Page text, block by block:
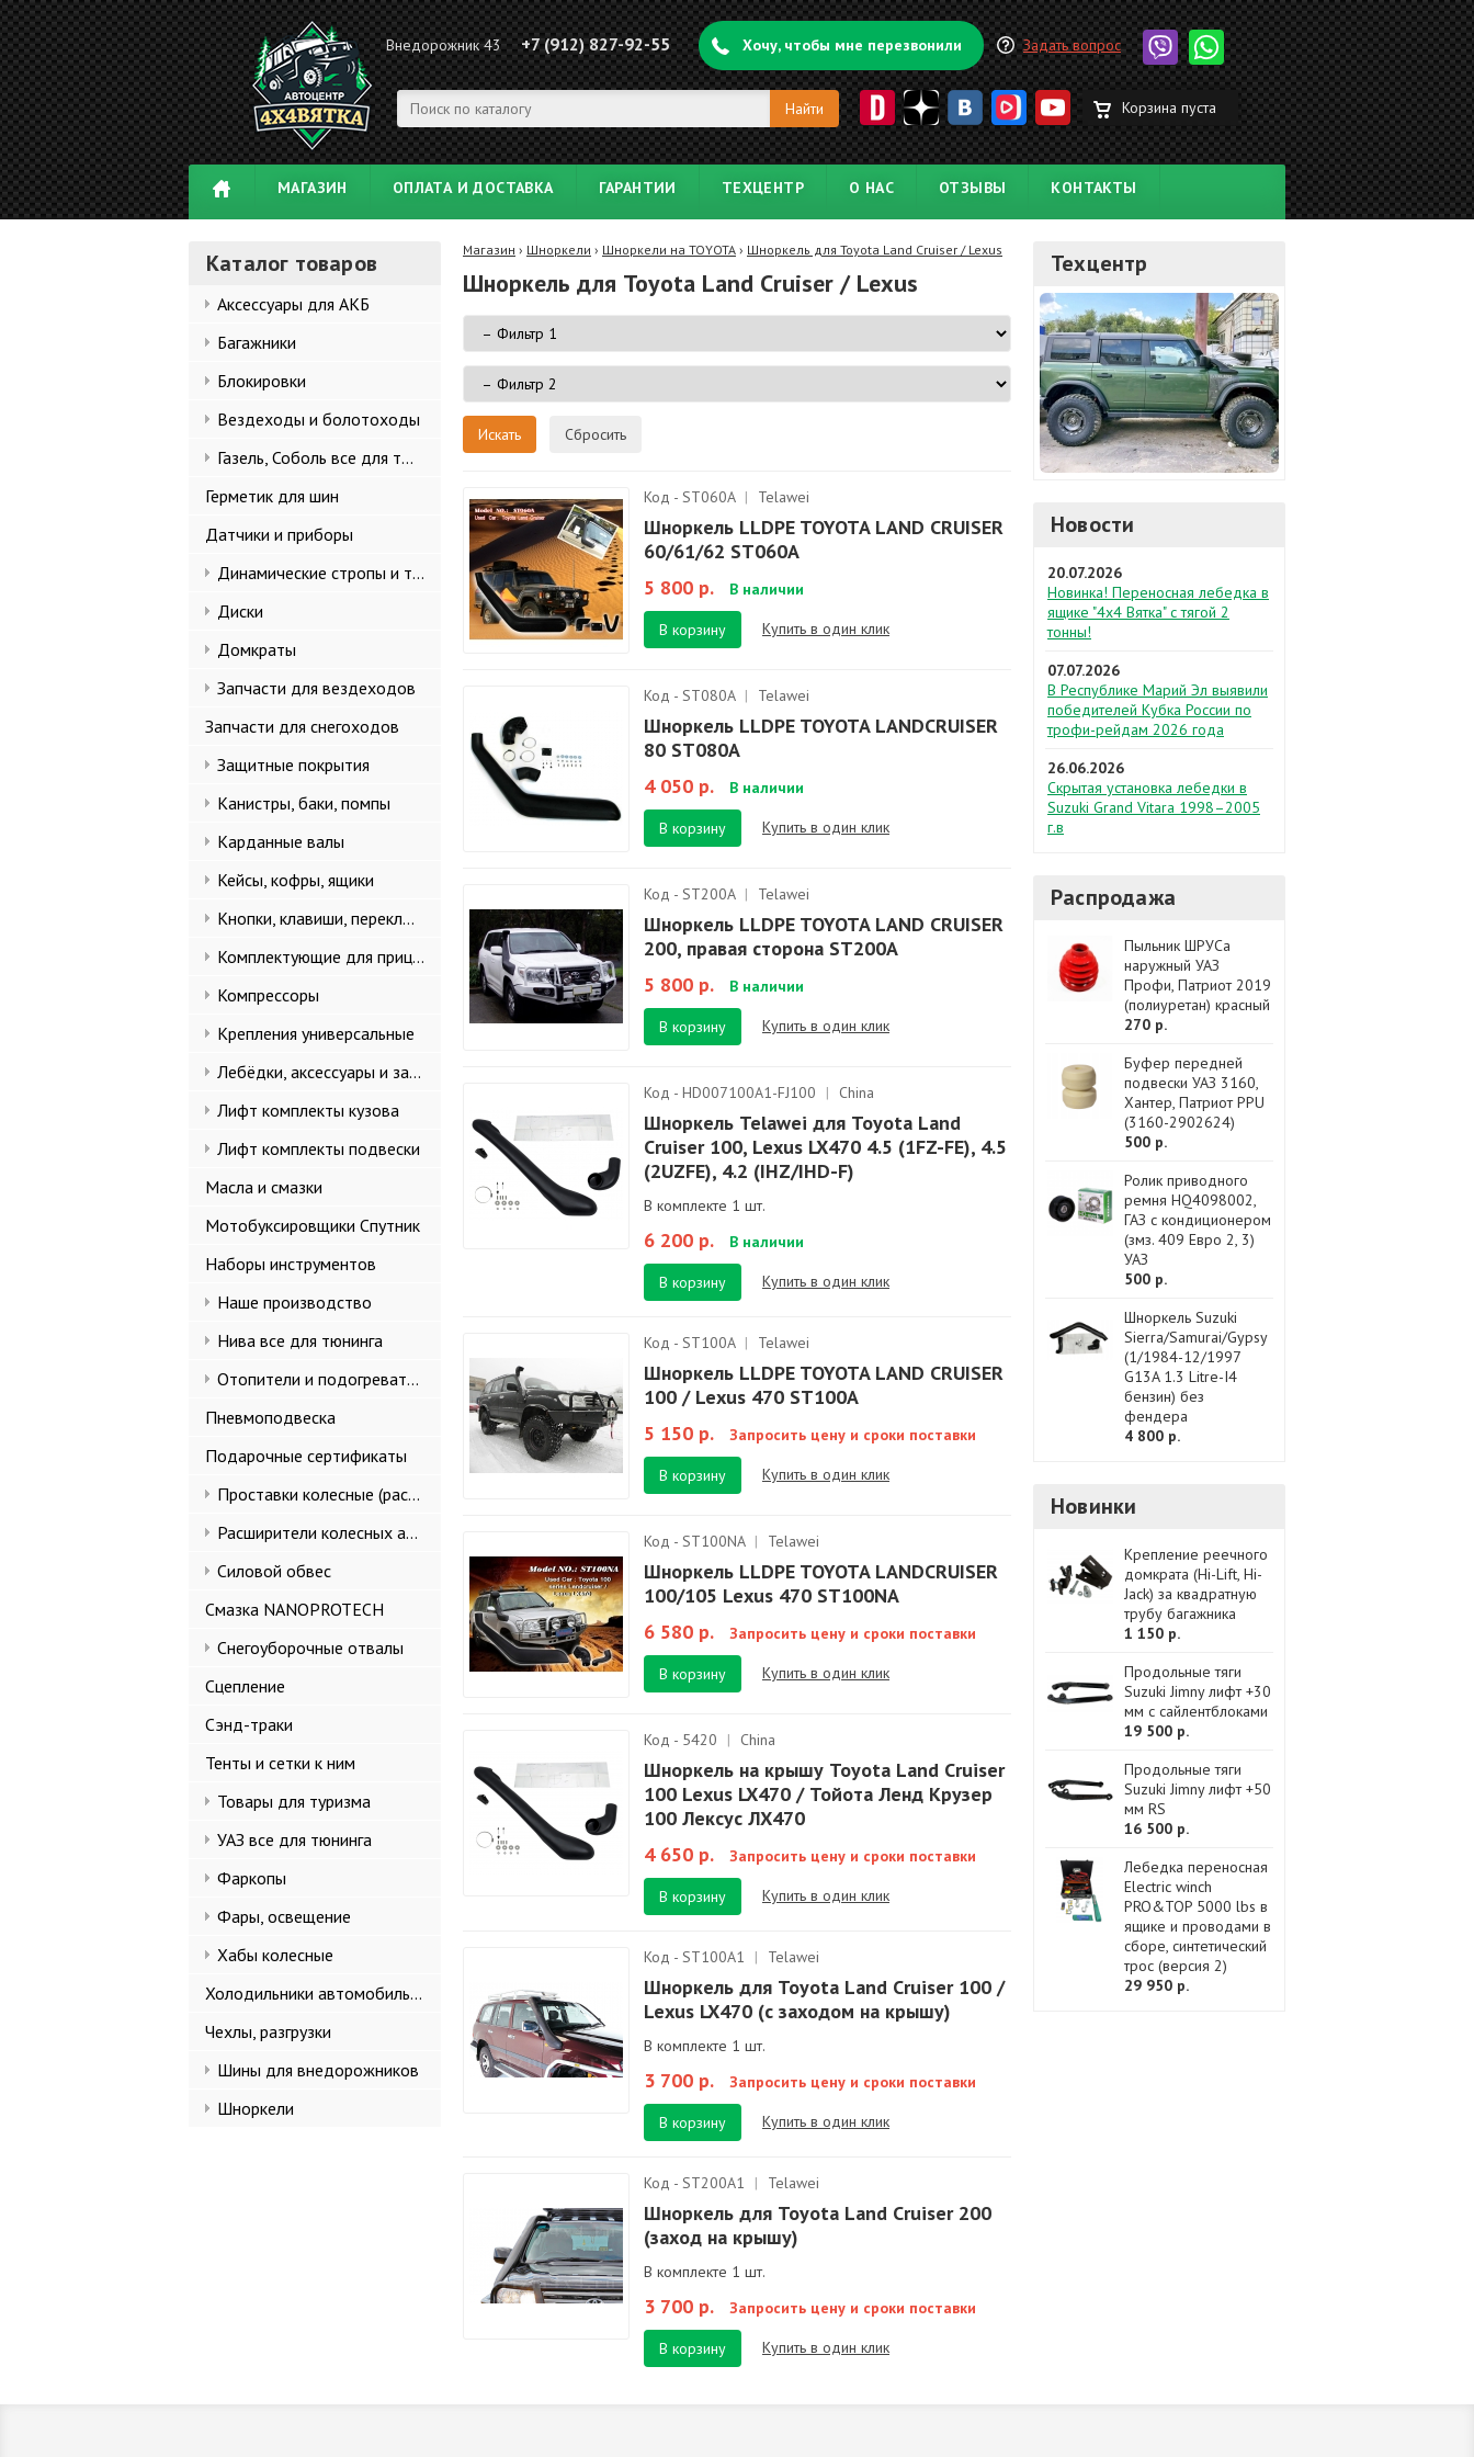
Внедорожник 43 +7 (912) 827-92-55 Хочу, чтобы мне перезвонили Задать вопрос
Корзина пуста
МАГАЗИН ОПЛАТА И ДОСТАВКА ГАРАНТИИ ТЕХЦЕНТР О НАС ОТЗЫВЫ КОНТАКТЫ
Каталог товаров
Аксессуары для АКБ
Багажники
Блокировки
Вездеходы и болотоходы
Газель, Соболь все для тюнинга
Герметик для шин
Датчики и приборы
Динамические стропы и такелаж
Диски
Домкраты
Запчасти для вездеходов
Запчасти для снегоходов
Защитные покрытия
Канистры, баки, помпы
Карданные валы
Кейсы, кофры, ящики
Кнопки, клавиши, переключатели
Комплектующие для прицепов
Компрессоры
Крепления универсальные
Лебёдки, аксессуары и запчасти
Лифт комплекты кузова
Лифт комплекты подвески
Масла и смазки
Мотобуксировщики Спутник
Наборы инструментов
Наше производство
Нива все для тюнинга
Отопители и подогреватели
Пневмоподвеска
Подарочные сертификаты
Проставки колесные (расширители колеи)
Расширители колесных арок и брызговики
Силовой обвес
Смазка NANOPROTECH
Снегоуборочные отвалы
Сцепление
Сэнд-траки
Тенты и сетки к ним
Товары для туризма
УАЗ все для тюнинга
Фаркопы
Фары, освещение
Хабы колесные
Холодильники автомобильные
Чехлы, разгрузки
Шины для внедорожников
Шноркели
Магазин › Шноркели › Шноркели на TOYOTA › Шноркель для Toyota Land Cruiser / Lexus
Шноркель для Toyota Land Cruiser / Lexus
Сбросить
Код - ST060A | Telawei
Шноркель LLDPE TOYOTA LAND CRUISER
60/61/62 ST060A
5 800 р.
В наличии
В корзину Купить в один клик
Код - ST080A | Telawei
Шноркель LLDPE TOYOTA LANDCRUISER
80 ST080A
4 050 р.
В наличии
В корзину Купить в один клик
Код - ST200A | Telawei
Шноркель LLDPE TOYOTA LAND CRUISER
200, правая сторона ST200A
5 800 р.
В наличии
В корзину Купить в один клик
Код - HD007100A1-FJ100 | China
Шноркель Telawei для Toyota Land
Cruiser 100, Lexus LX470 4.5 (1FZ-FE), 4.5
(2UZFE), 4.2 (IHZ/IHD-F)
В комплекте 1 шт.
6 200 р. В наличии
В корзину Купить в один клик
Код - ST100A | Telawei
Шноркель LLDPE TOYOTA LAND CRUISER
100 / Lexus 470 ST100A
5 150 р.
Запросить цену и сроки поставки
В корзину Купить в один клик
Код - ST100NA | Telawei
Шноркель LLDPE TOYOTA LANDCRUISER
100/105 Lexus 470 ST100NA
6 580 р.
Запросить цену и сроки поставки
В корзину Купить в один клик
Код - 5420 | China
Шноркель на крышу Toyota Land Cruiser
100 Lexus LX470 / Тойота Ленд Крузер
100 Лексус ЛХ470
4 650 р.
Запросить цену и сроки поставки
В корзину Купить в один клик
Код - ST100A1 | Telawei
Шноркель для Toyota Land Cruiser 100 /
Lexus LX470 (с заходом на крышу)
В комплекте 1 шт.
3 700 р. Запросить цену и сроки поставки
В корзину Купить в один клик
Код - ST200A1 | Telawei
Шноркель для Toyota Land Cruiser 200
(заход на крышу)
В комплекте 1 шт.
3 700 р. Запросить цену и сроки поставки
В корзину Купить в один клик
Техцентр
Новости
20.07.2026
Новинка! Переносная лебедка в
ящике "4х4 Вятка" с тягой 2
тонны!
07.07.2026
В Республике Марий Эл выявили
победителей Кубка России по
трофи-рейдам 2026 года
26.06.2026
Скрытая установка лебедки в
Suzuki Grand Vitara 1998–2005
г.в
Распродажа
Пыльник ШРУСа
наружный УАЗ
Профи, Патриот 2019
(полиуретан) красный
270 р.
Буфер передней
подвески УАЗ 3160,
Хантер, Патриот PPU
(3160-2902624)
500 р.
Ролик приводного
ремня HQ4098002,
ГАЗ с кондиционером
(змз. 409 Евро 2, 3)
УАЗ
500 р.
Шноркель Suzuki
Sierra/Samurai/Gypsy
(1/1984-12/1997
G13A 1.3 Litre-I4
бензин) без
фендера
4 800 р.
Новинки
Крепление реечного
домкрата (Hi-Lift, Hi-
Jack) за квадратную
трубу багажника
1 150 р.
Продольные тяги
Suzuki Jimny лифт +30
мм с сайлентблоками
19 500 р.
Продольные тяги
Suzuki Jimny лифт +50
мм RS
16 500 р.
Лебедка переносная
Electric winch
PRO&TOP 5000 lbs в
ящике и проводами в
сборе, синтетический
трос (версия 2)
29 950 р.